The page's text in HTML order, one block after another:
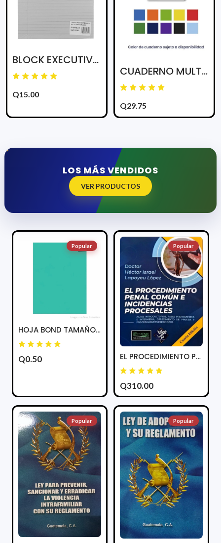
BLOCK EXECUTIVE 82871 RAYADO BLANCO CARTA 50H
Q15.00
CUADERNO MULTIMATERIAS D/ANILLO 180 HJS COLORES 6 MATERIAS
Q29.75
LOS MÁS VENDIDOS
VER PRODUCTOS
Popular
HOJA BOND TAMAÑO CARTA COLOR AQUA
Q0.50
Popular
EL PROCEDIMIENTO PENAL COMUN E INCIDENCIAS PROCESALES
Q310.00
Popular Popular